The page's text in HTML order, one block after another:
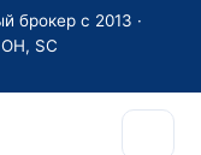
брокер с 2013 ·
SC